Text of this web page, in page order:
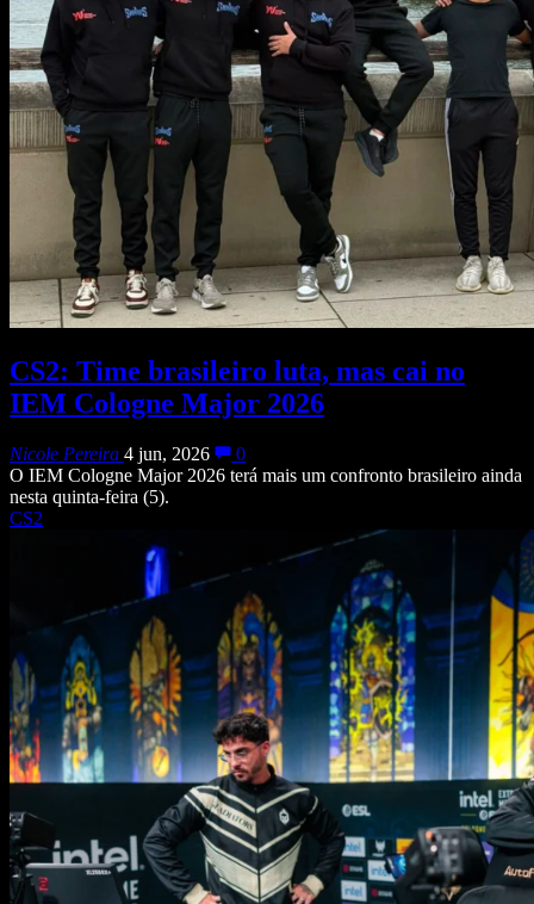
CS2: Time brasileiro luta, mas cai no
IEM Cologne Major 2026
Nicole Pereira 4 jun, 2026
0
O IEM Cologne Major 2026 terá mais um confronto brasileiro ainda
nesta quinta-feira (5).
CS2